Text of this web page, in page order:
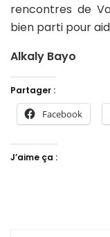
rencontres de
bien parti pour
Alkaly Bayo
Partager :
Facebook
J’aime ça :